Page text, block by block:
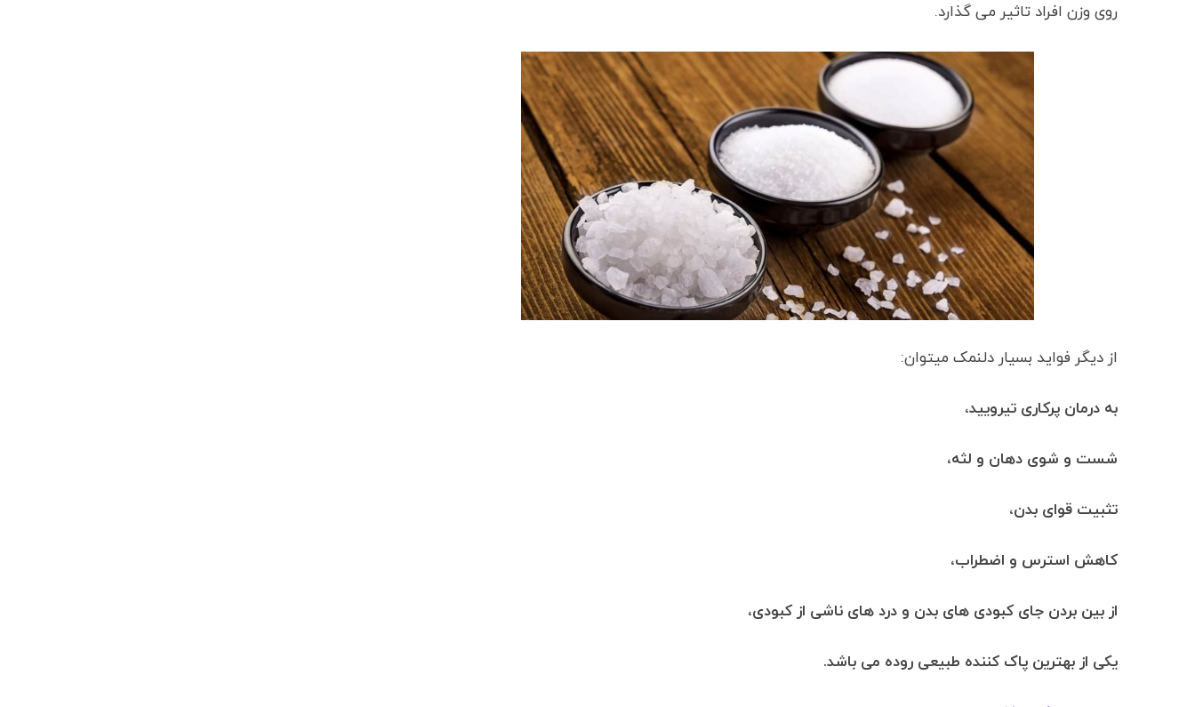
روی وزن افراد تاثیر می گذارد.
از دیگر فواید بسیار دلنمک میتوان:
به درمان پرکاری تیرویید،
شست و شوی دهان و لثه،
تثبیت قوای بدن،
کاهش استرس و اضطراب،
از بین بردن جای کبودی های بدن و درد های ناشی از کبودی،
یکی از بهترین پاک کننده طبیعی روده می باشد.